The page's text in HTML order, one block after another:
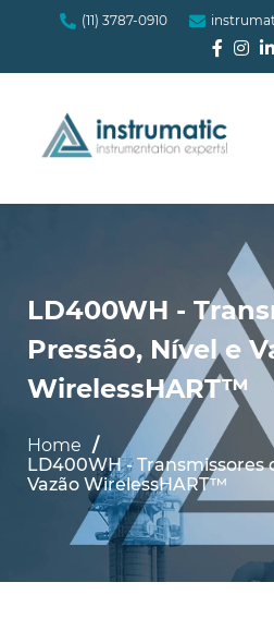
(11) 3787-0910
LD400WH -
Pressão, Nível e
WirelessHART™
Home
LD400WH - Transmissores
Vazão WirelessHART™